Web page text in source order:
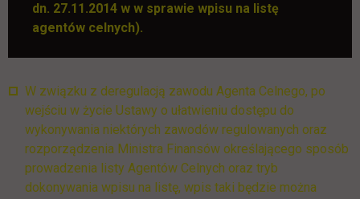
dn. 27.11.2014 w w sprawie wpisu na listę
agentów celnych).
W związku z deregulacją zawodu Agenta Celnego, po
wejściu w życie Ustawy o ułatwieniu dostępu do
wykonywania niektórych zawodów regulowanych oraz
rozporządzenia Ministra Finansów określającego sposób
prowadzenia listy Agentów Celnych oraz tryb
dokonywania wpisu na listę, wpis taki będzie można